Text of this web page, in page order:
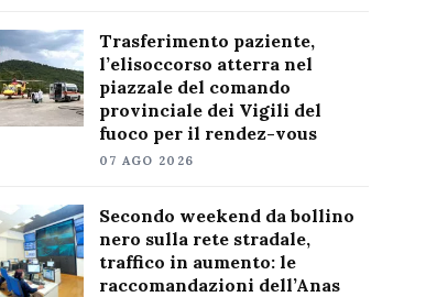
Trasferimento paziente,
l’elisoccorso atterra nel
piazzale del comando
provinciale dei Vigili del
fuoco per il rendez-vous
07 AGO 2026
Secondo weekend da bollino
nero sulla rete stradale,
traffico in aumento: le
raccomandazioni dell’Anas